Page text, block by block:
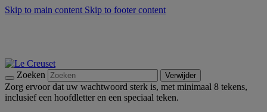
Skip to main content Skip to footer content
Zoeken Verwijder
Zorg ervoor dat uw wachtwoord sterk is, met minimaal 8 tekens,
inclusief een hoofdletter en een speciaal teken.